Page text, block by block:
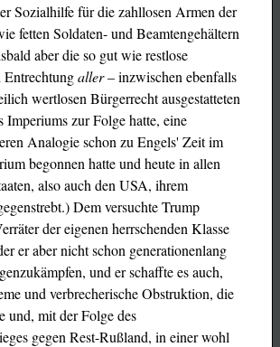
Sozialhilfe für die zahllosen Armen der
fetten Soldaten- und Beamtengehältern
aber die so gut wie restlose
aller– inzwischen ebenfalls
wertlosen Bürgerrecht ausgestatteten
Imperiums zur Folge hatte, eine
Analogie schon zu Engels' Zeit im
begonnen hatte und heute in allen
also auch den USA, ihrem
Dem versuchte Trump
der eigenen herrschenden Klasse
er aber nicht schon generationenlang
und er schaffte es auch,
und verbrecherische Obstruktion, die
und, mit der Folge des
gegen Rest-Rußland, in einer wohl